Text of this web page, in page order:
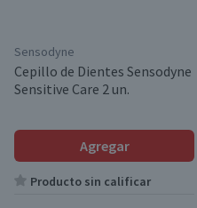
Sensodyne
Cepillo de Dientes Sensodyne
Sensitive Care 2 un.
Agregar
Producto sin calificar